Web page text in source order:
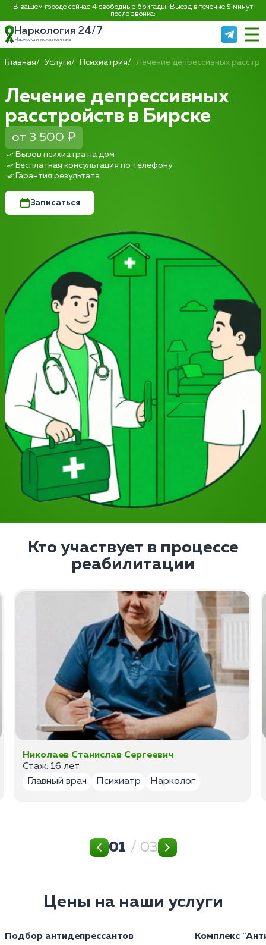
В вашем городе сейчас 4 свободные бригады. Выезд в течение 5 минут
после звонка:
Наркология 24/7
Наркологическая клиника
Главная Услуги Психиатрия Лечение депрессивных
Лечение депрессивных
расстройств в Бирске
от 3 500 ₽
Вызов психиатра на дом
Бесплатная консультация по телефону
Гарантия результата
Записаться
Кто участвует в процессе
реабилитации
Николаев Станислав Сергеевич
Стаж: 16 лет
Главный врач
Психиатр Нарколог
01 / 03
Цены на наши услуги
Подбор антидепрессантов Комплекс